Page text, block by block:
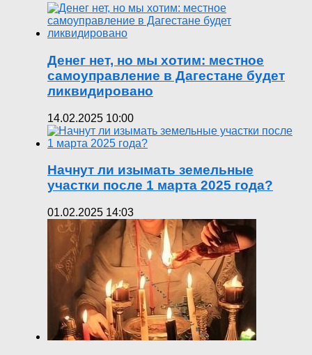
Денег нет, но мы хотим: местное
самоуправление в Дагестане будет
ликвидировано
14.02.2025 10:00
Начнут ли изымать земельные
участки после 1 марта 2025 года?
01.02.2025 14:03